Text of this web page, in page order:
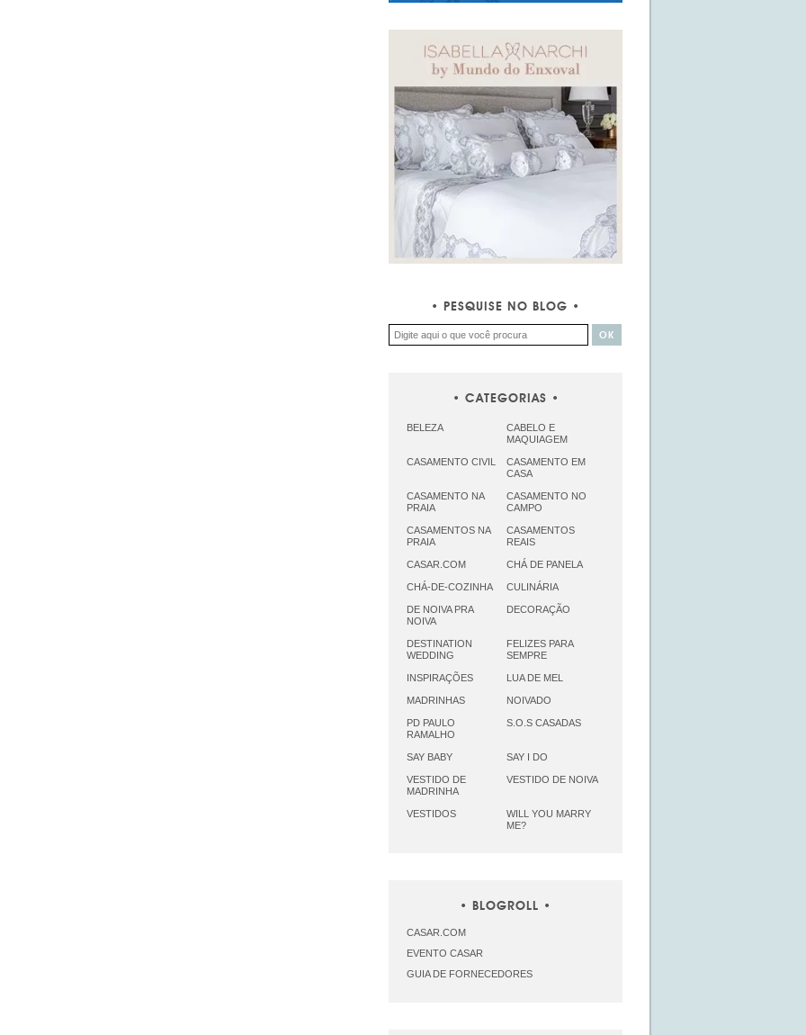
PESQUISE NO BLOG
CATEGORIAS
BELEZA
CABELO E
MAQUIAGEM
CASAMENTO CIVIL
CASAMENTO EM
CASA
CASAMENTO NA
PRAIA
CASAMENTO NO
CAMPO
CASAMENTOS NA
PRAIA
CASAMENTOS
REAIS
CASAR.COM CHÁ DE PANELA
CHÁ-DE-COZINHA CULINÁRIA
DE NOIVA PRA
NOIVA
DECORAÇÃO
DESTINATION
WEDDING
FELIZES PARA
SEMPRE
INSPIRAÇÕES LUA DE MEL
MADRINHAS NOIVADO
PD PAULO
RAMALHO
S.O.S CASADAS
SAY BABY SAY I DO
VESTIDO DE
MADRINHA
VESTIDO DE NOIVA
VESTIDOS
WILL YOU MARRY
ME?
BLOGROLL
CASAR.COM
EVENTO CASAR
GUIA DE FORNECEDORES